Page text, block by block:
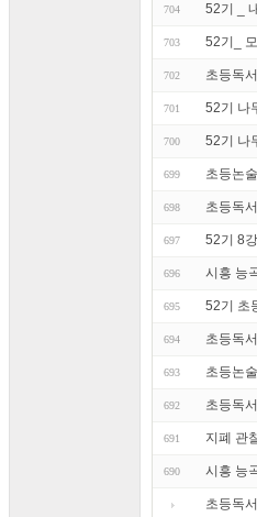
704 52기 _
703 52기_
702 초등독
701 52기 나
700 52기 나
699 초등논
698 초등독
697 52기 8
696 시흥 능
695 52기 초
694 초등독
693 초등논
692 초등독
691 지폐 관
690 시흥 능
초등독